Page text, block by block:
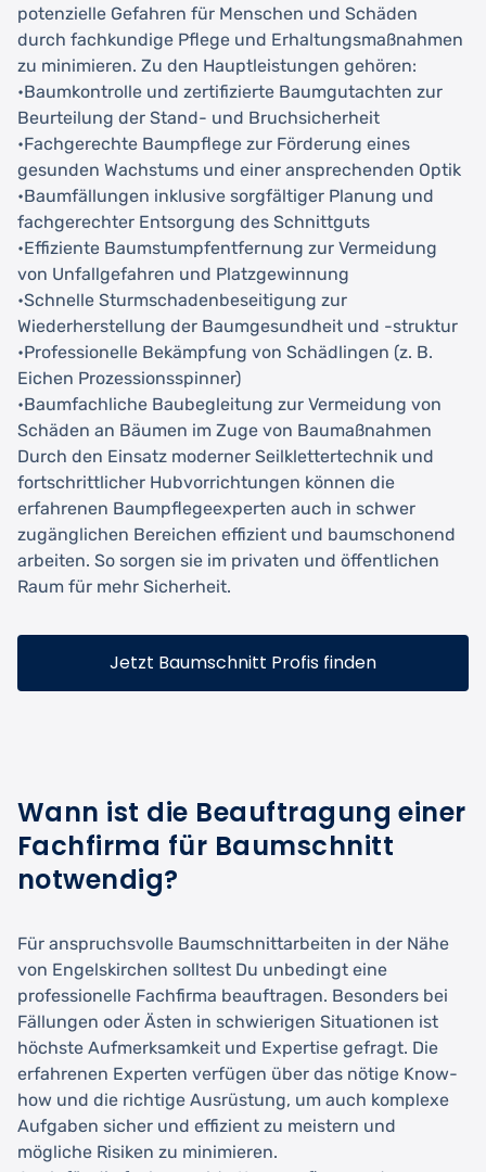
potenzielle Gefahren für Menschen und Schäden
durch fachkundige Pflege und Erhaltungsmaßnahmen
zu minimieren. Zu den Hauptleistungen gehören:
•Baumkontrolle und zertifizierte Baumgutachten zur
Beurteilung der Stand- und Bruchsicherheit
•Fachgerechte Baumpflege zur Förderung eines
gesunden Wachstums und einer ansprechenden Optik
•Baumfällungen inklusive sorgfältiger Planung und
fachgerechter Entsorgung des Schnittguts
•Effiziente Baumstumpfentfernung zur Vermeidung
von Unfallgefahren und Platzgewinnung
•Schnelle Sturmschadenbeseitigung zur
Wiederherstellung der Baumgesundheit und -struktur
•Professionelle Bekämpfung von Schädlingen (z. B.
Eichen Prozessionsspinner)
•Baumfachliche Baubegleitung zur Vermeidung von
Schäden an Bäumen im Zuge von Baumaßnahmen
Durch den Einsatz moderner Seilklettertechnik und
fortschrittlicher Hubvorrichtungen können die
erfahrenen Baumpflegeexperten auch in schwer
zugänglichen Bereichen effizient und baumschonend
arbeiten. So sorgen sie im privaten und öffentlichen
Raum für mehr Sicherheit.
Jetzt Baumschnitt Profis finden
Wann ist die Beauftragung einer
Fachfirma für Baumschnitt
notwendig?
Für anspruchsvolle Baumschnittarbeiten in der Nähe
von Engelskirchen solltest Du unbedingt eine
professionelle Fachfirma beauftragen. Besonders bei
Fällungen oder Ästen in schwierigen Situationen ist
höchste Aufmerksamkeit und Expertise gefragt. Die
erfahrenen Experten verfügen über das nötige Know-
how und die richtige Ausrüstung, um auch komplexe
Aufgaben sicher und effizient zu meistern und
mögliche Risiken zu minimieren.